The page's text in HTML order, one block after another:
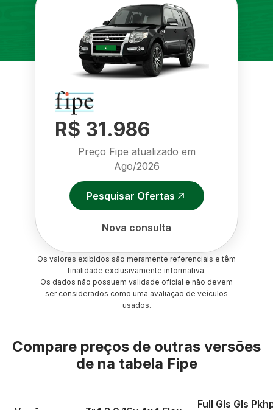
R$ 31.986
Preço Fipe atualizado em
Ago/2026
Pesquisar Ofertas
Nova consulta
Os valores exibidos são meramente referenciais e têm
finalidade exclusivamente informativa.
Os dados não possuem validade oficial e não devem
ser considerados como uma avaliação de veículos
usados.
Compare preços de outras versões
de na tabela Fipe
Full Gls Gls